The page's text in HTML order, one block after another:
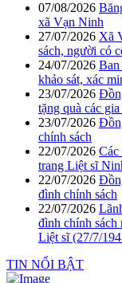
07/08/2026
xã Vạn Ninh
27/07/2026 Xã
sách, người có
24/07/2026
khảo sát, xác
23/07/2026
tặng quà các
23/07/2026
chính sách
22/07/2026
trang Liệt sĩ
22/07/2026
đình chính sách
22/07/2026
đình chính
Liệt sĩ (27/7/
TIN NỔI BẬT